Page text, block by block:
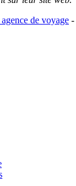
de voyage -